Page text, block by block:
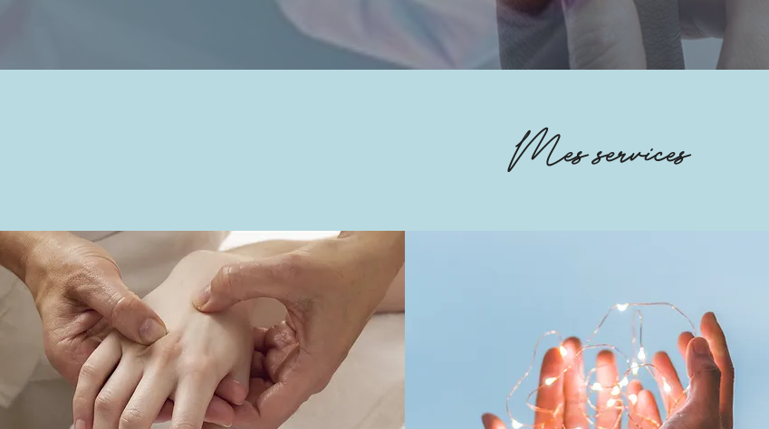
Mes services